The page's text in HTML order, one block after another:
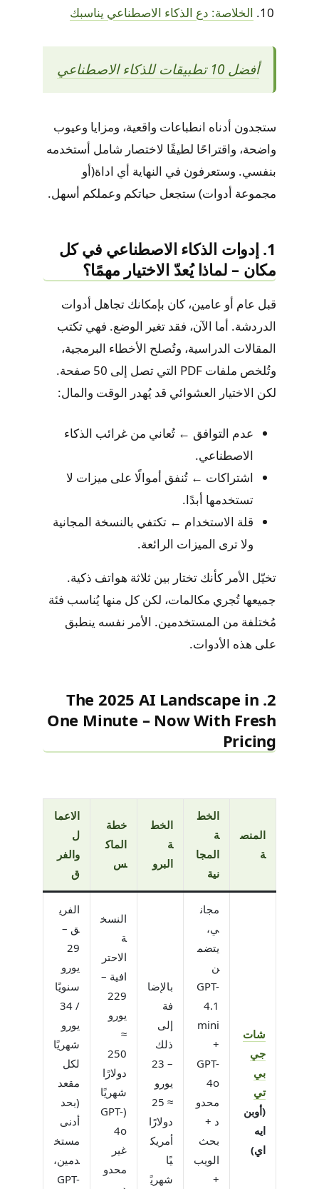
الخلاصة: دع الذكاء الاصطناعي يناسبك
أفضل 10 تطبيقات للذكاء الاصطناعي
ستجدون أدناه انطباعات واقعية، ومزايا وعيوب
واضحة، واقتراحًا لطيفًا لاختصار شامل أستخدمه
بنفسي. وستعرفون في النهاية أي اداة(أو
مجموعة أدوات) ستجعل حياتكم وعملكم أسهل.
1. إدوات الذكاء الاصطناعي في كل
مكان – لماذا يُعدّ الاختيار مهمًا؟
قبل عام أو عامين، كان بإمكانك تجاهل أدوات
الدردشة. أما الآن، فقد تغير الوضع. فهي تكتب
المقالات الدراسية، وتُصلح الأخطاء البرمجية،
وتُلخص ملفات PDF التي تصل إلى 50 صفحة.
لكن الاختيار العشوائي قد يُهدر الوقت والمال:
عدم التوافق ← تُعاني من غرائب ​​الذكاء
الاصطناعي.
اشتراكات ← تُنفق أموالًا على ميزات لا
تستخدمها أبدًا.
قلة الاستخدام ← تكتفي بالنسخة المجانية
ولا ترى الميزات الرائعة.
تخيّل الأمر كأنك تختار بين ثلاثة هواتف ذكية.
جميعها تُجري مكالمات، لكن كل منها يُناسب فئة
مُختلفة من المستخدمين. الأمر نفسه ينطبق
على هذه الأدوات.
2. The 2025 AI Landscape in
One Minute – Now With Fresh
Pricing
المنص
ة
الخط
ة
المجا
نية
الخط
ة
البرو
خطة
الماك
س
الاعما
ل
والفر
ق
شات
جي
بي
تي
(أوبن
ايه
اي)
مجان
ي،
يتضم
ن
GPT-
4.1
mini
+
GPT-
4o
محدو
د +
بحث
الويب
+
بالإضا
فة
إلى
ذلك
– 23
يورو
≈ 25
دولارًا
أمريك
يًا
شهريً
النسخ
ة
الاحتر
افية –
229
يورو
≈
250
دولارًا
شهريًا
(GPT-
4o
غير
محدو
الفري
ق –
29
يورو
سنويًا
/ 34
يورو
شهريًا
لكل
مقعد
(بحد
أدنى
مستخ
دمين،
GPT-